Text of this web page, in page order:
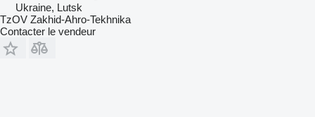
Ukraine, Lutsk
TzOV Zakhid-Ahro-Tekhnika
Contacter le vendeur